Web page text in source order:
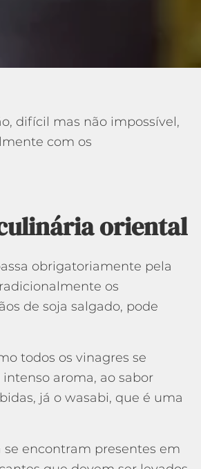
difícil mas não impossível,
com os
oriental
obrigatoriamente pela
os
de soja salgado, pode
todos os vinagres se
aroma, ao sabor
já o wasabi, que é uma
encontram presentes em